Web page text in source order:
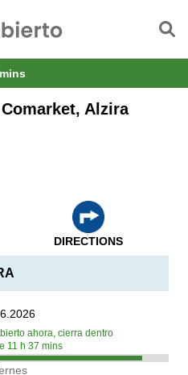
Alzira
ahora, cierra dentro
11 h37 mins
DIRECTIONS